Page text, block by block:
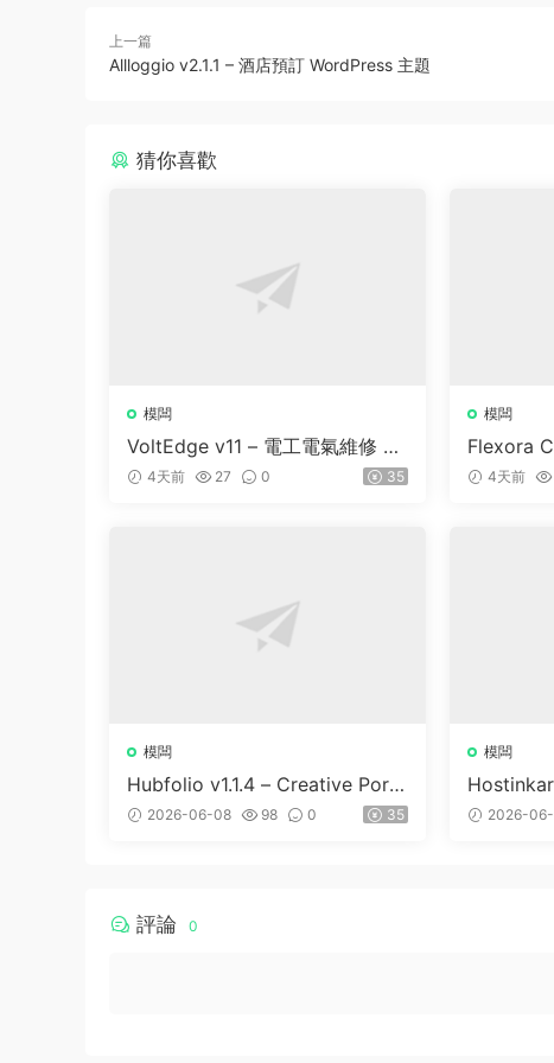
上一篇
Allloggio v2.1.1 – 酒店預訂 WordPress 主題
猜你喜歡
模闆
VoltEdge v11 – 電工電氣維修 W
ordPress 主題
4天前 27 0 35
模闆
Flexora
e and
4天前
模闆
Hubfolio v1.1.4 – Creative Portf
olio & Digital Agency WordPre
2026-06-08 98 0 35
模闆
WHMCS
2026-
評論 0